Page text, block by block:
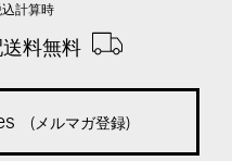
計算時
料無料
(メルマガ登録)